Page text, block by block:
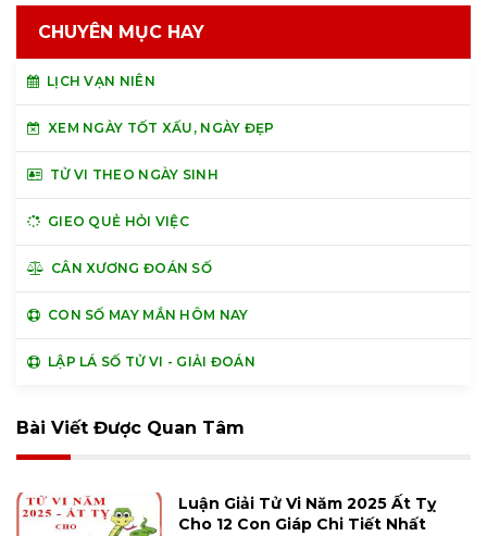
CHUYÊN MỤC HAY
LỊCH VẠN NIÊN
XEM NGÀY TỐT XẤU, NGÀY ĐẸP
TỬ VI THEO NGÀY SINH
GIEO QUẺ HỎI VIỆC
CÂN XƯƠNG ĐOÁN SỐ
CON SỐ MAY MẮN HÔM NAY
LẬP LÁ SỐ TỬ VI - GIẢI ĐOÁN
Bài Viết Được Quan Tâm
Luận Giải Tử Vi Năm 2025 Ất Tỵ
Cho 12 Con Giáp Chi Tiết Nhất